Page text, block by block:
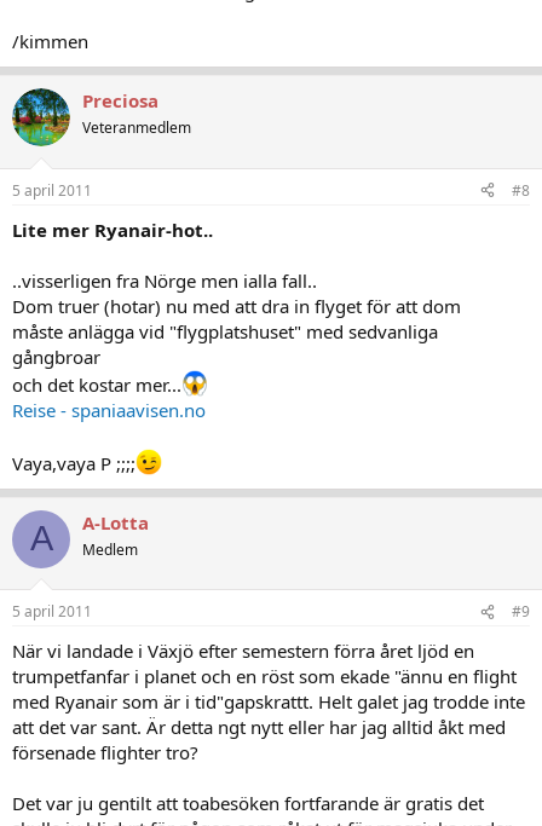
/kimmen
Preciosa
Veteranmedlem
5 april 2011 #8
Lite mer Ryanair-hot..
..visserligen fra Nörge men ialla fall..
Dom truer (hotar) nu med att dra in flyget för att dom
måste anlägga vid "flygplatshuset" med sedvanliga
gångbroar
och det kostar mer...
Reise - spaniaavisen.no
Vaya,vaya P ;;;;
A A-Lotta
Medlem
5 april 2011 #9
När vi landade i Växjö efter semestern förra året ljöd en
trumpetfanfar i planet och en röst som ekade "ännu en flight
med Ryanair som är i tid"gapskrattt. Helt galet jag trodde inte
att det var sant. Är detta ngt nytt eller har jag alltid åkt med
försenade flighter tro?
Det var ju gentilt att toabesöken fortfarande är gratis det